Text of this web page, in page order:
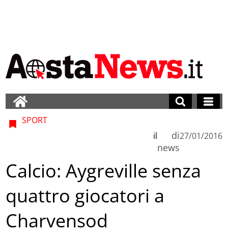
SPORT
di
news
il 27/01/2016
Calcio: Aygreville senza
quattro giocatori a
Charvensod